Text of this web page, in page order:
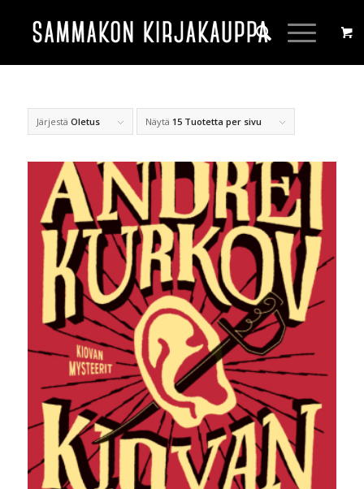
Järjestä Oletus Näytä 15 Tuotetta per sivu